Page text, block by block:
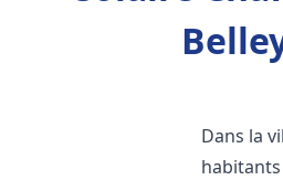
Dans la